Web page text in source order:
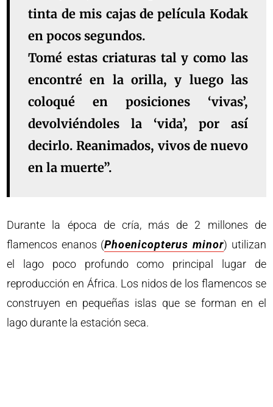
tinta de mis cajas de película Kodak
en pocos segundos.
Tomé estas criaturas tal y como las
encontré en la orilla, y luego las
coloqué en posiciones ‘vivas’,
devolviéndoles la ‘vida’, por así
decirlo. Reanimados, vivos de nuevo
en la muerte”.
Durante la época de cría, más de 2 millones de
flamencos enanos (Phoenicopterus minor) utilizan
el lago poco profundo como principal lugar de
reproducción en África. Los nidos de los flamencos se
construyen en pequeñas islas que se forman en el
lago durante la estación seca.